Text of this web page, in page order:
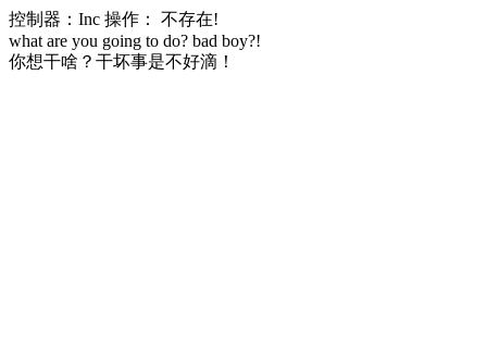
控制器：Inc 操作： 不存在!
what are you going to do? bad boy?!
你想干啥？干坏事是不好滴！